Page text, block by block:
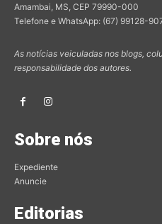
Amambai, MS, CEP 79990-000
Telefone e WhatsApp: (67) 99128-
As notícias veiculadas nos blogs,
responsabilidade dos autores.
Sobre nós
Expediente
Anuncie
Editorias